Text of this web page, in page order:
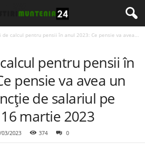
de calcul pentru pensii în anul 2023: Ce pensie va avea...
pentru pensii în
pensie va avea un
de salariul pe
martie 2023
03/2023 374 0